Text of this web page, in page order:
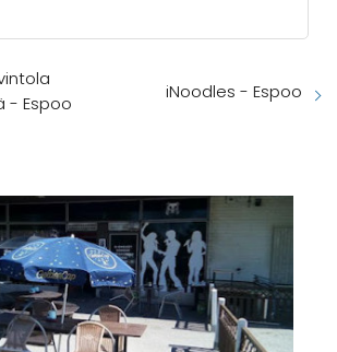
- Espoo
iNoodles - Espoo